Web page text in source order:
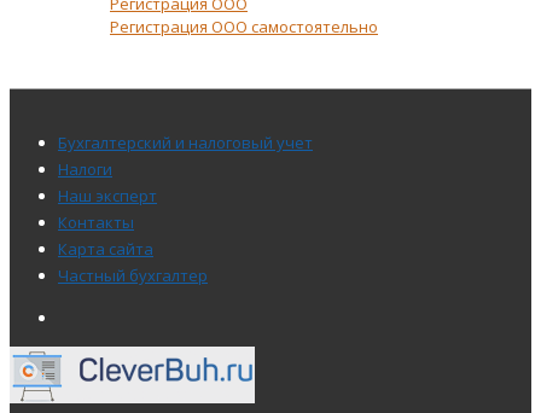
Регистрация ООО самостоятельно
Меню
подвала
Бухгалтерский и налоговый учет
Налоги
Наш эксперт
Контакты
Карта сайта
Частный бухгалтер